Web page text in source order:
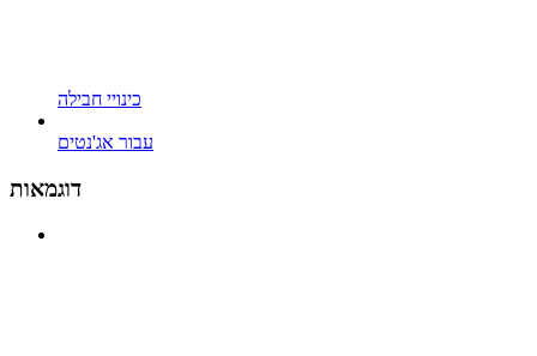
כינויי חבילה
עבור אג'נטים
דוגמאות